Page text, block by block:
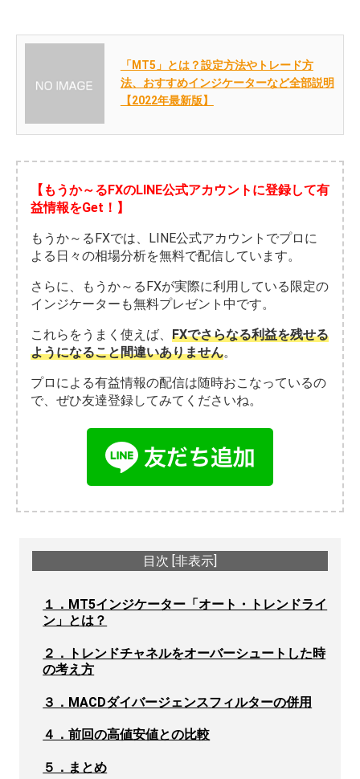
「MT5」とは？設定方法やトレード方
法、おすすめインジケーターなど全部説明
【2022年最新版】
【もうか～るFXのLINE公式アカウントに登録して有
益情報をGet！】
もうか～るFXでは、LINE公式アカウントでプロに
よる日々の相場分析を無料で配信しています。
さらに、もうか～るFXが実際に利用している限定の
インジケーターも無料プレゼント中です。
これらをうまく使えば、 FXでさらなる利益を残せる
ようになること間違いありません。
プロによる有益情報の配信は随時おこなっているの
で、ぜひ友達登録してみてくださいね。
目次 [非表示]
１．MT5インジケーター「オート・トレンドライ
ン」とは？
２．トレンドチャネルをオーバーシュートした時
の考え方
３．MACDダイバージェンスフィルターの併用
４．前回の高値安値との比較
５．まとめ